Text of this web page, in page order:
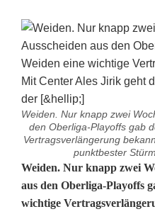
Weiden. Nur knapp zwei
den Oberliga-Playoffs gab
Vertragsverlängerung
punktbester
J
i
Weiden. Nur knapp zwei
aus den Oberliga-Playoffs
wichtige